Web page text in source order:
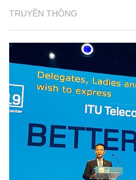
TRUYỀN THÔNG